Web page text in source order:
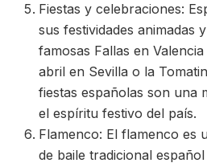
Fiestas y celebraciones:
sus festividades animadas
famosas Fallas en
abril en Sevilla o la
fiestas españolas son una
el espíritu festivo del país.
Flamenco: El flamenco es
de baile tradicional